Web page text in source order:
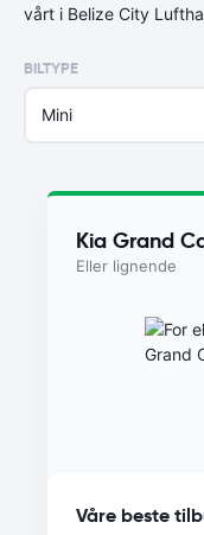
vårt i Belize City
BILTYPE
Mini
Kia Grand
Eller lignende
Våre beste